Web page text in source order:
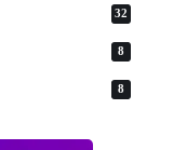
32
8
8